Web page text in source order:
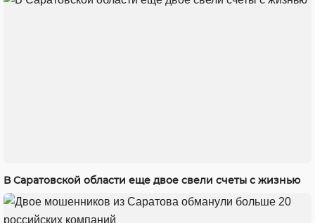
В Саратовской области еще двое свели счеты с жизнью